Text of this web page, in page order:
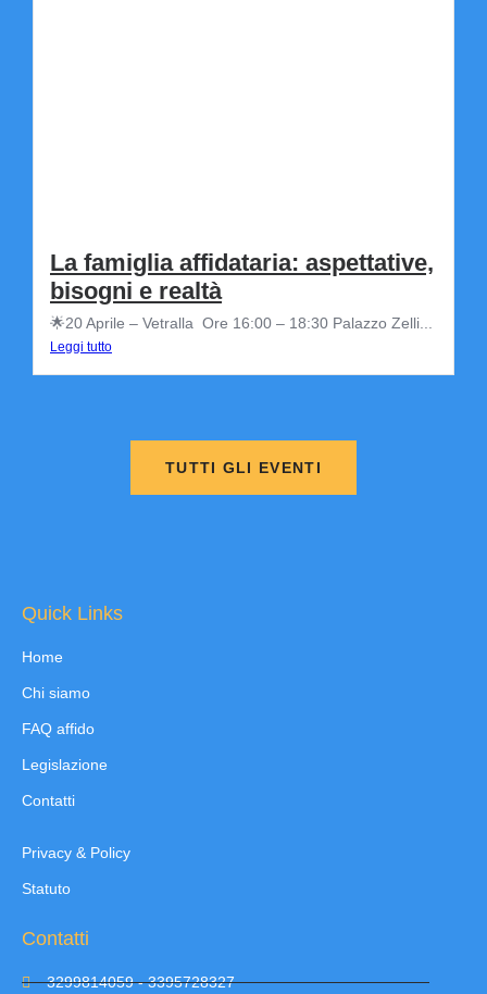
La famiglia affidataria: aspettative,
bisogni e realtà
🌟20 Aprile – Vetralla Ore 16:00 – 18:30 Palazzo Zelli...
Leggi tutto
TUTTI GLI EVENTI
Quick Links
Home
Chi siamo
FAQ affido
Legislazione
Contatti
Privacy & Policy
Statuto
Contatti
3299814059 - 3395728327